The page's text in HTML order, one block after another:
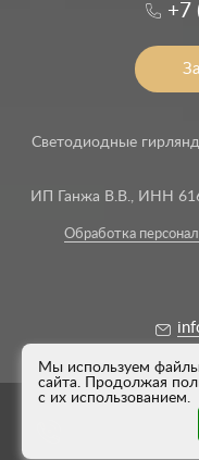
+7
Светодиодные
ИП Ганжа В.В., ИНН
Обработка
© 2012–2026
Нажмите для
Мы используем
сайта. Продолжая
с их использованием.